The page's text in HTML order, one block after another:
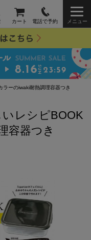
カート 電話で予約 メニュー
ーのiwaki耐熱調理容器つき
レシピBOOK
容器つき